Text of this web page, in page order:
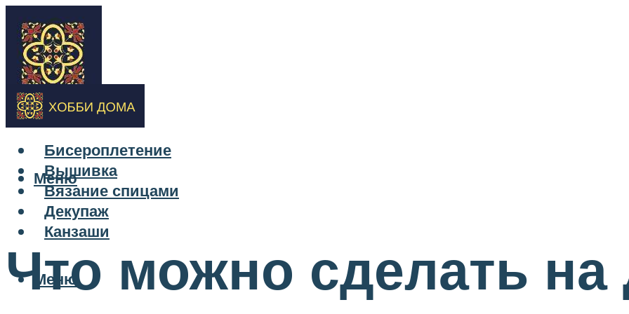
Бисероплетение
Вышивка
Вязание спицами
Декупаж
Канзаши
Меню
Меню
Что можно сделать на